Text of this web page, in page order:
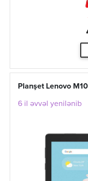
Planşet Lenovo
6 il əvvəl yenilənib